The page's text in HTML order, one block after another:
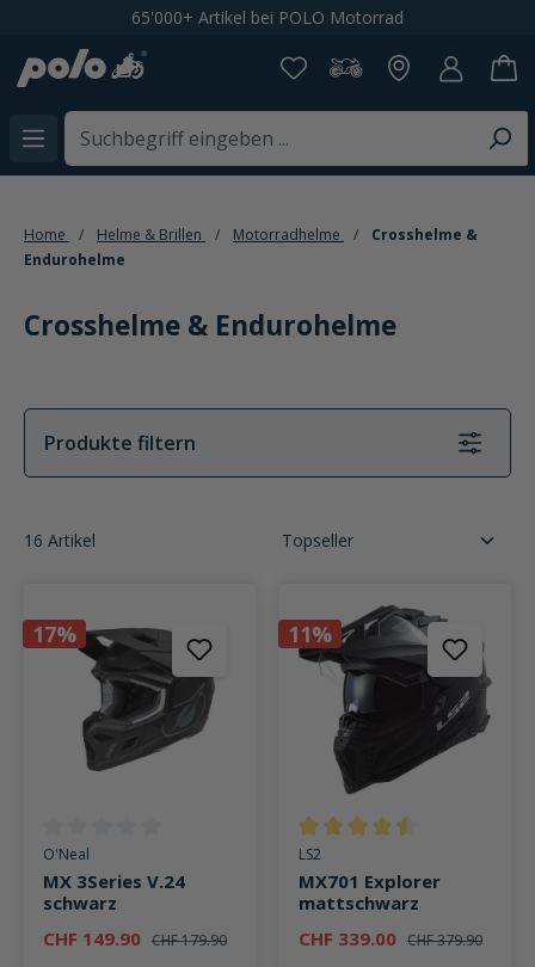
65'000+ Artikel bei POLO Motorrad
Home Helme & Brillen Motorradhelme
Crosshelme &
Endurohelme
Crosshelme & Endurohelme
Produkte filtern
16 Artikel
17%
Durchschnittliche Bewertung von 0 von 5 Sternen
O'Neal
MX 3Series V.24
schwarz
CHF 149.90 CHF 179.90
11%
Durchschnittliche Bewertung
LS2
MX701 Explorer
mattschwarz
CHF 339.00 CHF 379.90